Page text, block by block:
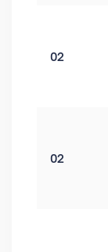
02
02